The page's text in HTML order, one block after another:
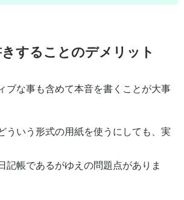
することのデメリット
ブな事も含めて本音を書くことが大事
ういう形式の用紙を使うにしても、実
記帳であるがゆえの問題点がありま